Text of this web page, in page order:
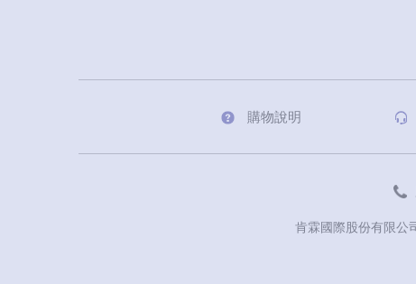
購物說明
肯霖國際股份有限